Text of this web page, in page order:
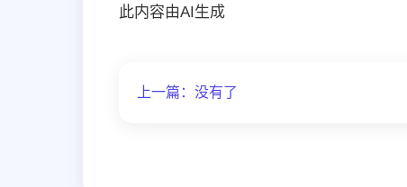
此内容由AI生成
上一篇：没有了